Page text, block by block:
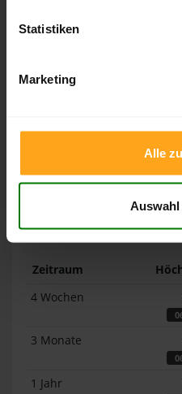
Statistiken
Marketing
Alle
Auswahl
Höchst- und
Pelletspreise in
Die Tabellen zeigen die
zeigt, wann der Höchst-
Lose
Zeitraum
4 Wochen
3 Monate
1 Jahr